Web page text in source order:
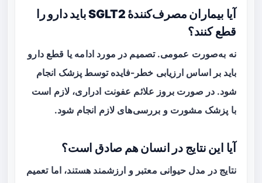
آیا بیماران مصرف‌کنندهٔ SGLT2 باید دارو را
قطع کنند؟
نه به‌صورت عمومی. تصمیم در مورد ادامه یا قطع دارو
باید بر اساس ارزیابی خطر-فایده توسط پزشک انجام
شود. در صورت بروز علائم عفونت ادراری، لازم است
با پزشک مشورت و بررسی‌های لازم انجام شود.
آیا این نتایج در انسان هم صادق است؟
نتایج در مدل حیوانی معتبر و ارزشمند هستند، اما تعمیم